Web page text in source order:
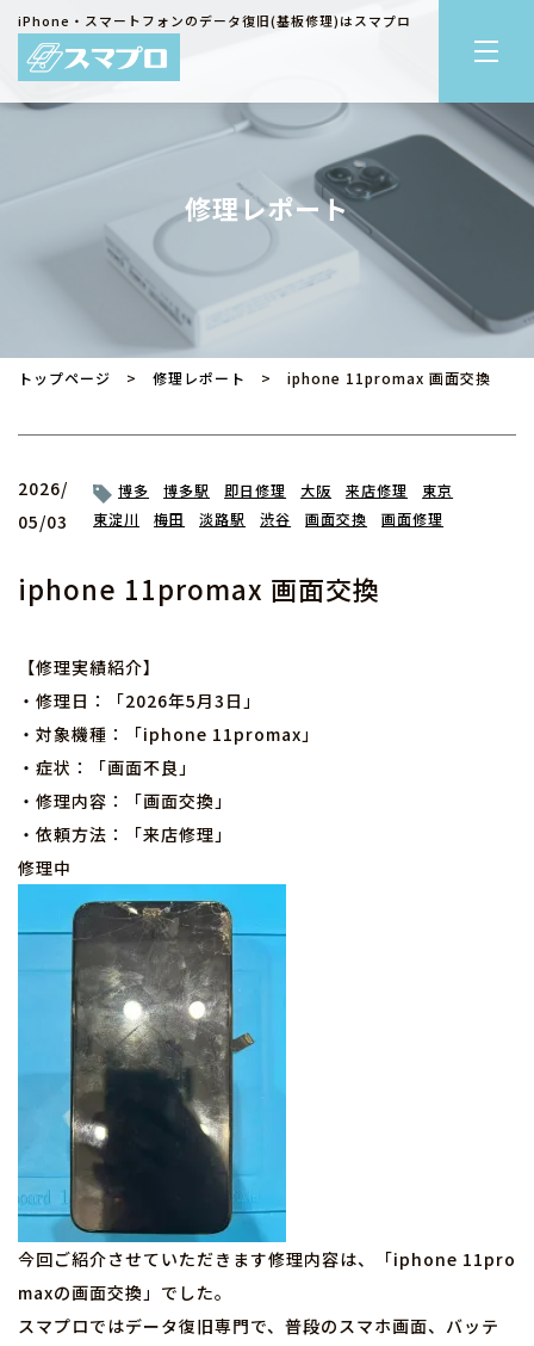
iPhone・スマートフォンのデータ復旧(基板修理)はスマプロ
修理レポート
トップページ > 修理レポート > iphone 11promax 画面交換
2026/
05/03
博多 博多駅 即日修理 大阪 来店修理
東京
東淀川
梅田 淡路駅 渋谷 画面交換 画面修理
iphone 11promax 画面交換
【修理実績紹介】
・修理日：「2026年5月3日」
・対象機種：「iphone 11promax」
・症状：「画面不良」
・修理内容：「画面交換」
・依頼方法：「来店修理」
修理中
今回ご紹介させていただきます修理内容は、「iphone 11pro
maxの画面交換」でした。
スマプロではデータ復旧専門で、普段のスマホ画面、バッテ